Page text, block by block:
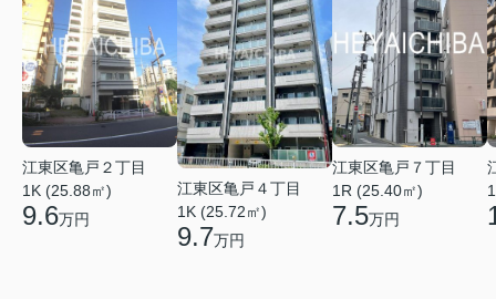
江東区亀戸２丁目
1K (25.88㎡)
9.6万円
江東区亀戸４丁目
1K (25.72㎡)
9.7万円
江東区亀戸７丁目
1R (25.40㎡)
7.5万円